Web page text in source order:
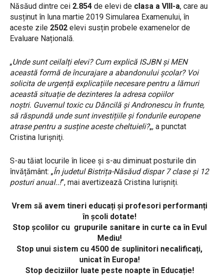
Năsăud dintre cei 2.854 de elevi de clasa a VIII-a, care au
susținut în luna martie 2019 Simularea Examenului, în
aceste zile 2502 elevi susțin probele examenelor de
Evaluare Națională.
„Unde sunt ceilalți elevi? Cum explică ISJBN și MEN
această formă de încurajare a abandonului școlar? Voi
solicita de urgență explicațiile necesare pentru a lămuri
această situație de dezinteres la adresa copiilor
noștri. Guvernul toxic cu Dăncilă și Andronescu în frunte,
să răspundă unde sunt investițiile și fondurile europene
atrase pentru a susține aceste cheltuieli?„, a punctat
Cristina Iurişniţi.
S-au tăiat locurile în licee și s-au diminuat posturile din
învățământ: „În judetul Bistrița-Năsăud dispar 7 clase și 12
posturi anual..!”, mai avertizează Cristina Iurișniți.
Vrem să avem tineri educați și profesori performanți
în școli dotate!
Stop școlilor cu grupurile sanitare in curte ca în Evul
Mediu!
Stop unui sistem cu 4500 de suplinitori necalificați,
unicat în Europa!
Stop deciziilor luate peste noapte în Educație!